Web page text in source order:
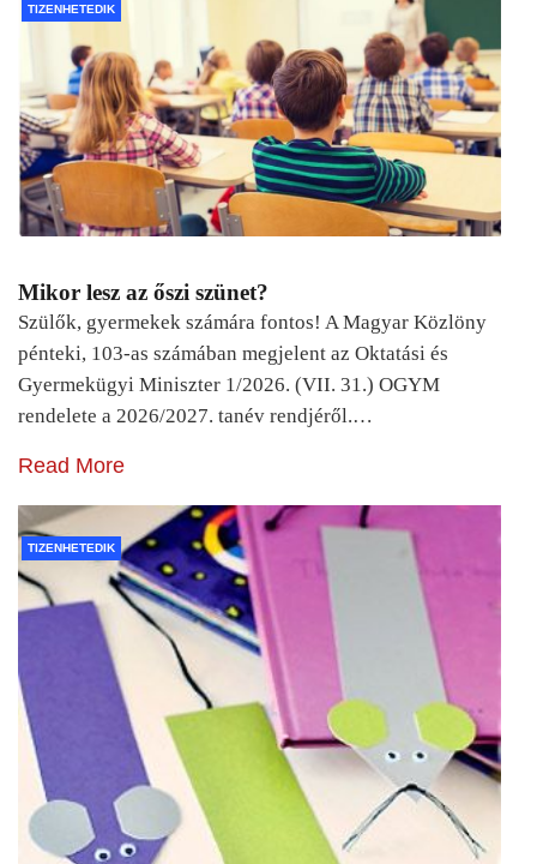
TIZENHETEDIK
Mikor lesz az őszi szünet?
Szülők, gyermekek számára fontos! A Magyar Közlöny
pénteki, 103-as számában megjelent az Oktatási és
Gyermekügyi Miniszter 1/2026. (VII. 31.) OGYM
rendelete a 2026/2027. tanév rendjéről.…
Read More
TIZENHETEDIK